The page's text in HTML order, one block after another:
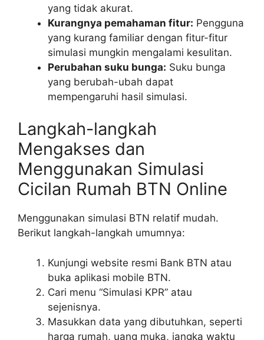
yang tidak akurat.
Kurangnya pemahaman fitur: Pengguna
yang kurang familiar dengan fitur-fitur
simulasi mungkin mengalami kesulitan.
Perubahan suku bunga: Suku bunga
yang berubah-ubah dapat
mempengaruhi hasil simulasi.
Langkah-langkah
Mengakses dan
Menggunakan Simulasi
Cicilan Rumah BTN Online
Menggunakan simulasi BTN relatif mudah.
Berikut langkah-langkah umumnya:
Kunjungi website resmi Bank BTN atau
buka aplikasi mobile BTN.
Cari menu “Simulasi KPR” atau
sejenisnya.
Masukkan data yang dibutuhkan, seperti
harga rumah, uang muka, jangka waktu